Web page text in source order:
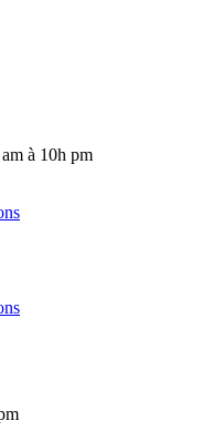
à 10h pm